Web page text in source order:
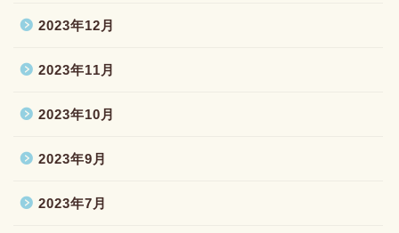
2023年12月
2023年11月
2023年10月
2023年9月
2023年7月